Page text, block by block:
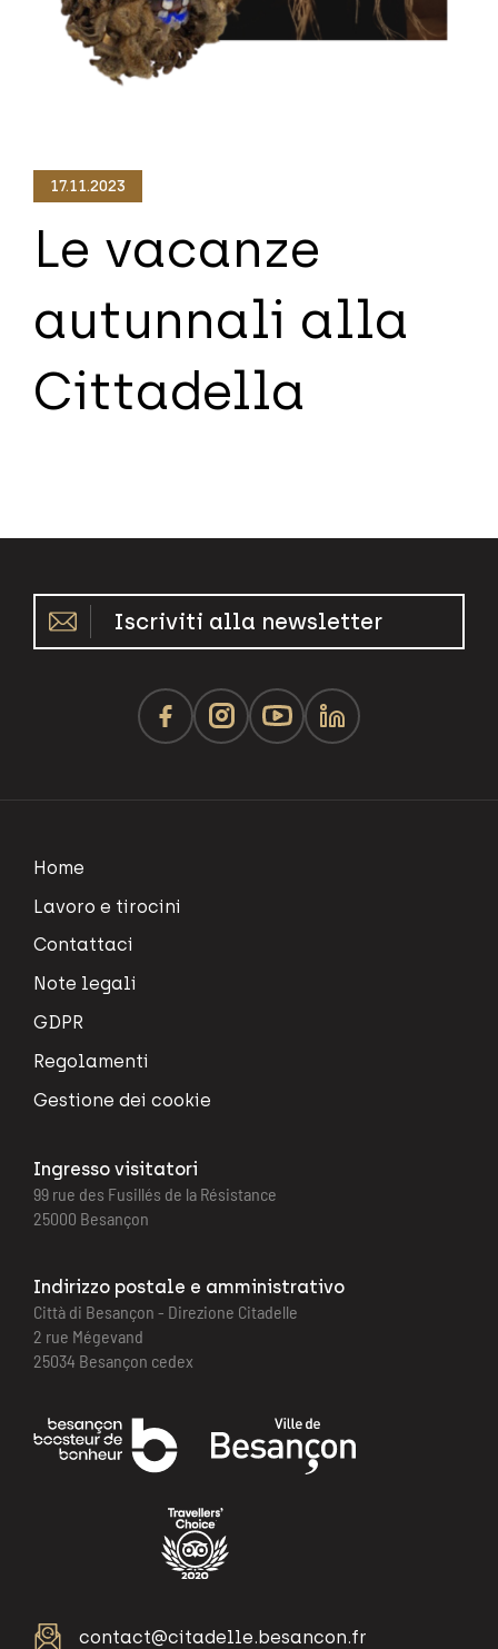
17.11.2023
Le vacanze
autunnali alla
Cittadella
Iscriviti alla newsletter
Home
Lavoro e tirocini
Contattaci
Note legali
GDPR
Regolamenti
Gestione dei cookie
Ingresso visitatori
99 rue des Fusillés de la Résistance
25000 Besançon
Indirizzo postale e amministrativo
Città di Besançon - Direzione Citadelle
2 rue Mégevand
25034 Besançon cedex
contact@citadelle.besancon.fr